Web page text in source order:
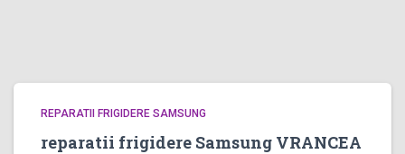
REPARATII FRIGIDERE SAMSUNG
reparatii frigidere Samsung VRANCEA